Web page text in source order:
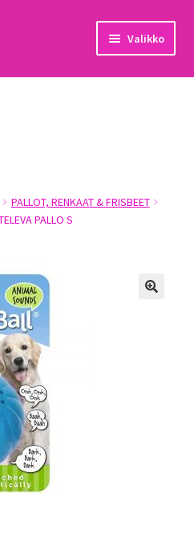
Valikko
PALLOT, RENKAAT & FRISBEET
PALLO S